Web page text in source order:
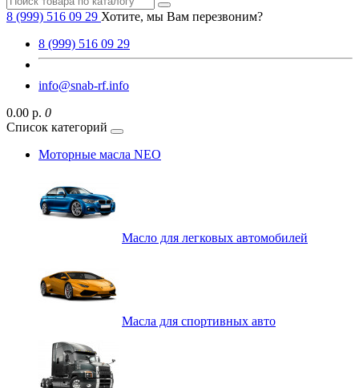
8 (999) 516 09 29 Хотите, мы Вам перезвоним?
8 (999) 516 09 29
info@snab-rf.info
0.00 р. 0
Список категорий
Моторные масла NEO
Масло для легковых автомобилей
Масла для спортивных авто